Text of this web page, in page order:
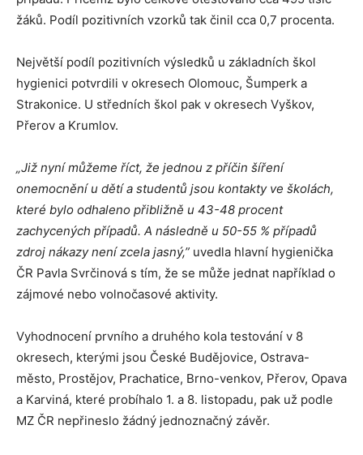
žáků. Podíl pozitivních vzorků tak činil cca 0,7 procenta.
Největší podíl pozitivních výsledků u základních škol
hygienici potvrdili v okresech Olomouc, Šumperk a
Strakonice. U středních škol pak v okresech Vyškov,
Přerov a Krumlov.
„Již nyní můžeme říct, že jednou z příčin šíření
onemocnění u dětí a studentů jsou kontakty ve školách,
které bylo odhaleno přibližně u 43-48 procent
zachycených případů. A následně u 50-55 % případů
zdroj nákazy není zcela jasný,” uvedla hlavní hygienička
ČR Pavla Svrčinová s tím, že se může jednat například o
zájmové nebo volnočasové aktivity.
Vyhodnocení prvního a druhého kola testování v 8
okresech, kterými jsou České Budějovice, Ostrava-
město, Prostějov, Prachatice, Brno-venkov, Přerov, Opava
a Karviná, které probíhalo 1. a 8. listopadu, pak už podle
MZ ČR nepřineslo žádný jednoznačný závěr.